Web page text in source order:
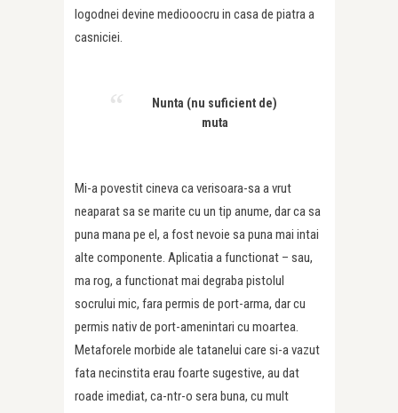
logodnei devine mediooocru in casa de piatra a
casniciei.
Nunta (nu suficient de)
muta
Mi-a povestit cineva ca verisoara-sa a vrut
neaparat sa se marite cu un tip anume, dar ca sa
puna mana pe el, a fost nevoie sa puna mai intai
alte componente. Aplicatia a functionat – sau,
ma rog, a functionat mai degraba pistolul
socrului mic, fara permis de port-arma, dar cu
permis nativ de port-amenintari cu moartea.
Metaforele morbide ale tatanelui care si-a vazut
fata necinstita erau foarte sugestive, au dat
roade imediat, ca-ntr-o sera buna, cu mult